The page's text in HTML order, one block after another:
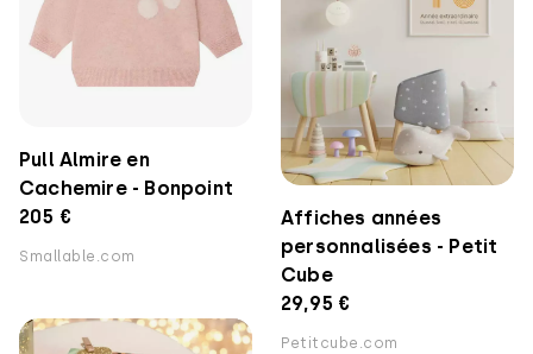
Pull Almire en
Cachemire - Bonpoint
205 €
Smallable.com
Affiches années
personnalisées - Petit
Cube
29,95 €
Petitcube.com